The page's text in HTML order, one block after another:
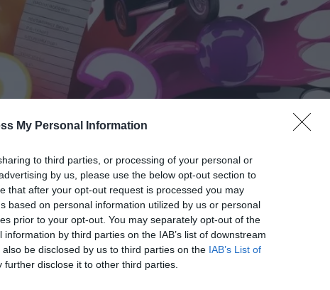
My Personal Information
to third parties, or processing of your personal or
by us, please use the below opt-out section to
that after your opt-out request is processed you may
based on personal information utilized by us or personal
prior to your opt-out. You may separately opt-out of the
by third parties on the IAB’s list of downstream
be disclosed by us to third parties on the IAB’s List of
further disclose it to other third parties.